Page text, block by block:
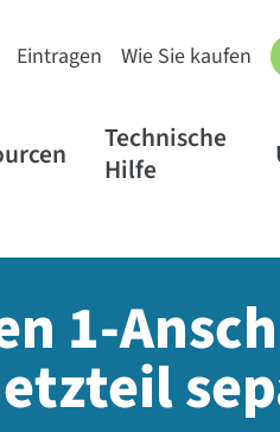
Eintragen Wie Sie kaufen
Technische
Hilfe
1-